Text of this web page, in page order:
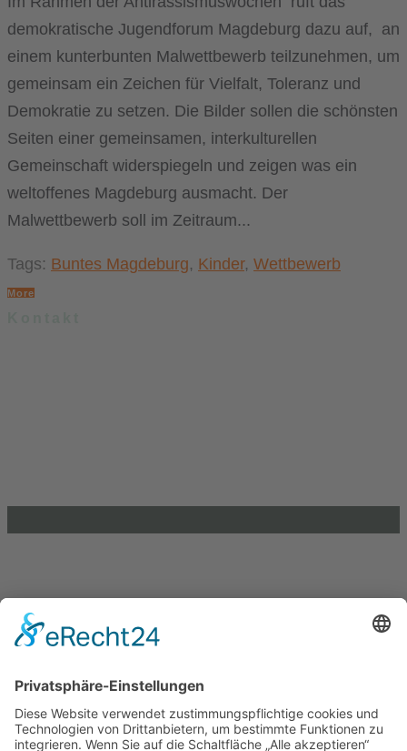
demokratische Jugendforum Magdeburg dazu auf, an
einem kunterbunten Malwettbewerb teilzunehmen, um
gemeinsam ein Zeichen für Vielfalt, Toleranz und
Demokratie zu setzen. Die Bilder sollen die schönsten
Seiten einer gemeinsamen, interkulturellen
Gemeinschaft widerspiegeln und zeigen was ein
weltoffenes Magdeburg ausmacht. Der
Malwettbewerb soll im Zeitraum...
Tags: Buntes Magdeburg, Kinder, Wettbewerb
More
Online-Einkäufe. Ganz ohne Mehrkosten.